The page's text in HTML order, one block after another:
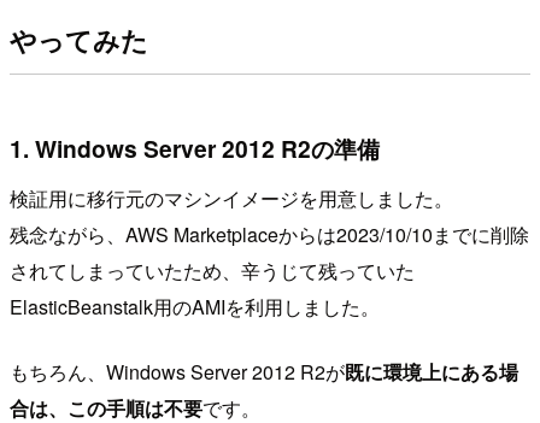
やってみた
1. Windows Server 2012 R2の準備
検証用に移行元のマシンイメージを用意しました。
残念ながら、AWS Marketplaceからは2023/10/10までに削除
されてしまっていたため、辛うじて残っていた
ElasticBeanstalk用のAMIを利用しました。
もちろん、Windows Server 2012 R2が既に環境上にある場
合は、この手順は不要です。